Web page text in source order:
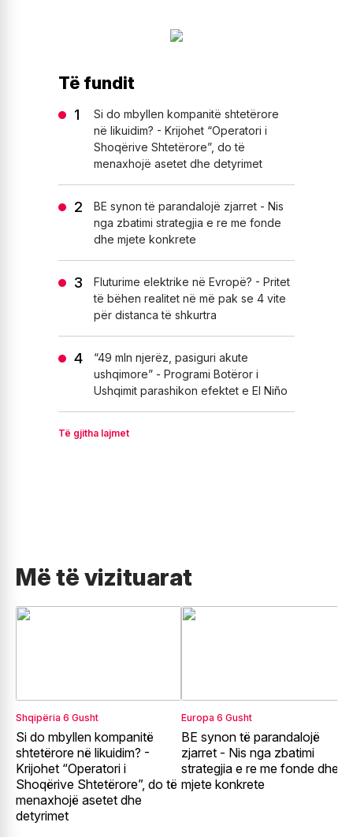
Të fundit
Si do mbyllen kompanitë shtetërore
në likuidim? - Krijohet “Operatori i
Shoqërive Shtetërore”, do të
menaxhojë asetet dhe detyrimet
BE synon të parandalojë zjarret - Nis
nga zbatimi strategjia e re me fonde
dhe mjete konkrete
Fluturime elektrike në Evropë? - Pritet
të bëhen realitet në më pak se 4 vite
për distanca të shkurtra
“49 mln njerëz, pasiguri akute
ushqimore” - Programi Botëror i
Ushqimit parashikon efektet e El Niño
Të gjitha lajmet
Më të vizituarat
Shqipëria 6 Gusht
Si do mbyllen kompanitë
shtetërore në likuidim? -
Krijohet “Operatori i
Shoqërive Shtetërore”, do të
menaxhojë asetet dhe
detyrimet
Europa 6 Gusht
BE synon të parandalojë
zjarret - Nis nga zbatimi
strategjia e re me fonde dhe
mjete konkrete